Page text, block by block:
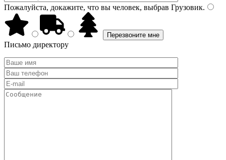
Пожалуйста, докажите, что вы человек, выбрав Грузовик.
Письмо директору